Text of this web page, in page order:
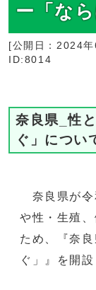
ー「な
[公開日： 2024
ID:8014
奈良県_性
ぐ」につい
奈良県が令
や性・生殖
ため、『奈
ぐ」』を開設